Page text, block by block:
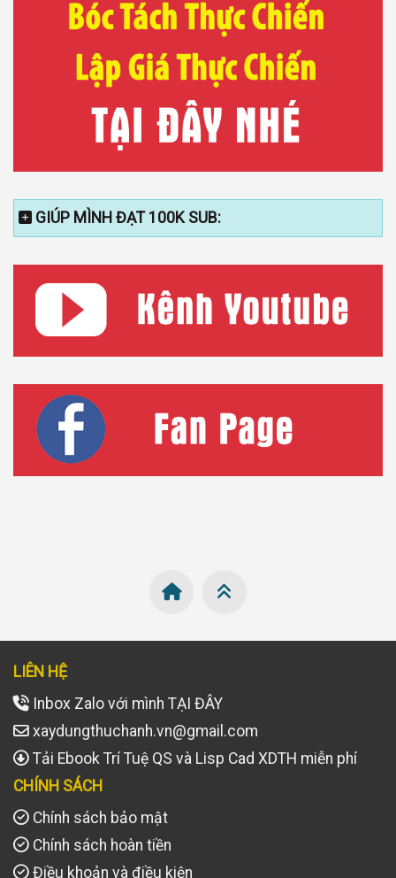
GIÚP MÌNH ĐẠT 100K SUB:
LIÊN HỆ
Inbox Zalo với mình TẠI ĐÂY
xaydungthuchanh.vn@gmail.com
Tải Ebook Trí Tuệ QS và Lisp Cad XDTH miễn phí
CHÍNH SÁCH
Chính sách bảo mật
Chính sách hoàn tiền
Điều khoản và điều kiện